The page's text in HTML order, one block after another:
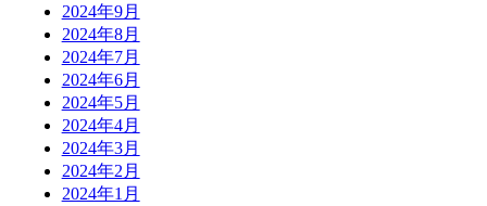
2024年9月
2024年8月
2024年7月
2024年6月
2024年5月
2024年4月
2024年3月
2024年2月
2024年1月